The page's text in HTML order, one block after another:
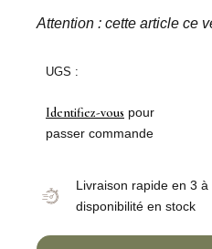
À
Attention : cette article ce
UGS :
Identifiez-vous pour
passer commande
Livraison rapide en 3
disponibilité en stock